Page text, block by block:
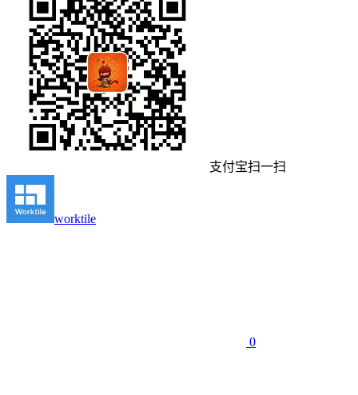
支付宝扫一扫
worktile
0